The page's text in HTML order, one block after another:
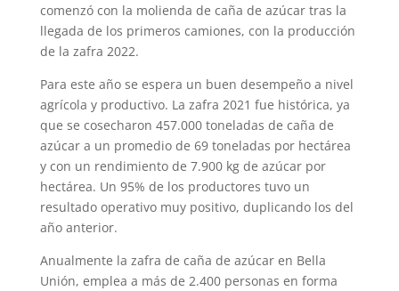
comenzó con la molienda de caña de azúcar tras la
llegada de los primeros camiones, con la producción
de la zafra 2022.
Para este año se espera un buen desempeño a nivel
agrícola y productivo. La zafra 2021 fue histórica, ya
que se cosecharon 457.000 toneladas de caña de
azúcar a un promedio de 69 toneladas por hectárea
y con un rendimiento de 7.900 kg de azúcar por
hectárea. Un 95% de los productores tuvo un
resultado operativo muy positivo, duplicando los del
año anterior.
Anualmente la zafra de caña de azúcar en Bella
Unión, emplea a más de 2.400 personas en forma